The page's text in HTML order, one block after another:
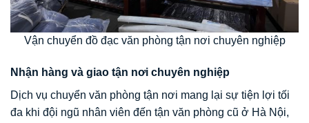
Vận chuyển đồ đạc văn phòng tận nơi chuyên nghiệp
Nhận hàng và giao tận nơi chuyên nghiệp
Dịch vụ chuyển văn phòng tận nơi mang lại sự tiện lợi tối
đa khi đội ngũ nhân viên đến tận văn phòng cũ ở Hà Nội,